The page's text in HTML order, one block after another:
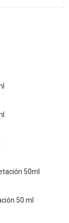
50ml
50 ml